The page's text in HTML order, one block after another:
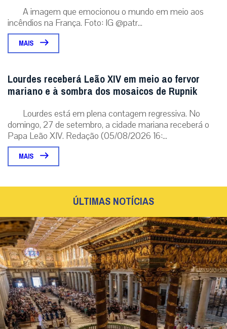
A imagem que emocionou o mundo em meio aos
incêndios na França. Foto: IG @patr...
MAIS
Lourdes receberá Leão XIV em meio ao fervor
mariano e à sombra dos mosaicos de Rupnik
Lourdes está em plena contagem regressiva. No
domingo, 27 de setembro, a cidade mariana receberá o
Papa Leão XIV. Redação (05/08/2026 16:...
MAIS
ÚLTIMAS NOTÍCIAS